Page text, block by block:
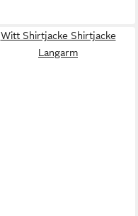
Witt Shirtjacke Shirtjacke
Langarm